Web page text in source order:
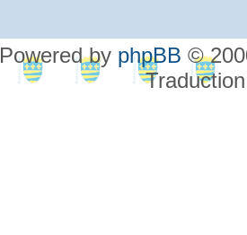
Powered by phpBB ©